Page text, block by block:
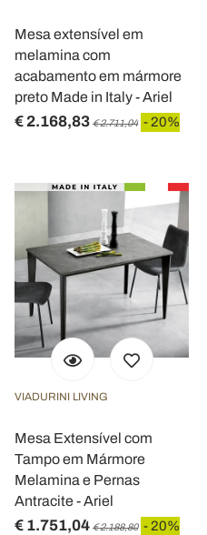
Mesa extensível em
melamina com
acabamento em mármore
preto Made in Italy - Ariel
€ 2.168,83 € 2.711,04 - 20%
VIADURINI LIVING
Mesa Extensível com
Tampo em Mármore
Melamina e Pernas
Antracite - Ariel
€ 1.751,04 € 2.188,80 - 20%